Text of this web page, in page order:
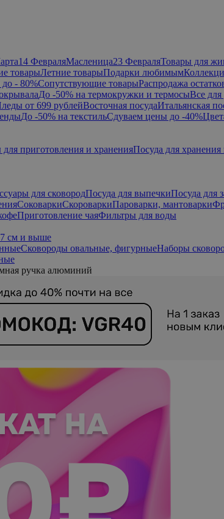
14 ФевраляМасленица23 ФевраляТовары для
товарыЛетние товарыПодарки любимым
- 80%Сопутствующие товарыРаспродажа
До -50% на термокружки и термосыВсе для
от 699 рублейВосточная посудаИтальянская
До -50% на текстильСдуваем цены до -40%
приготовления и храненияПосуда для хранения
для сковородПосуда для выпечкиПосуда для
СоковаркиСкороваркиПароварки, мантоварки
Приготовление чаяФильтры для воды
см и выше
Сковороды овальные, фигурныеНаборы
ручка алюминий